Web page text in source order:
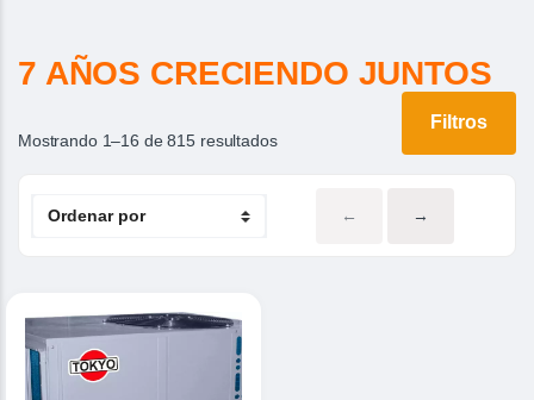
7 AÑOS CRECIENDO JUNTOS
Mostrando 1–16 de 815 resultados
Filtros
← →